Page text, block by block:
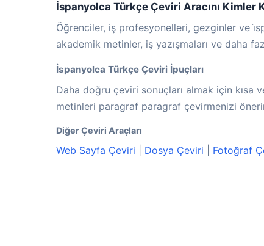
İspanyolca Türkçe Çeviri Aracını Kimler
Öğrenciler, iş profesyonelleri, gezginler ve
akademik metinler, iş yazışmaları ve daha
İspanyolca Türkçe Çeviri İpuçları
Daha doğru çeviri sonuçları almak için kısa
metinleri paragraf paragraf çevirmenizi
Diğer Çeviri Araçları
Web Sayfa Çeviri Dosya Çeviri Fotoğraf